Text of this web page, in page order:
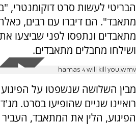
הבריטי לעשות סרט דוקומנטרי,
מתאבד". הם דיברו עם רבים,
מתאבדים ונתפסו לפני שביצעו
ושילחו מחבלים מתאבדים.
hamas 4 will kill you.wmv
מבין השלושה שנשפטו על
רואיינו שניים שהופיעו בסרט.
הפיגוע, הלין את המתאבד, העביר